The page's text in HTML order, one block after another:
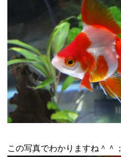
この写真でわかりますね＾＾；